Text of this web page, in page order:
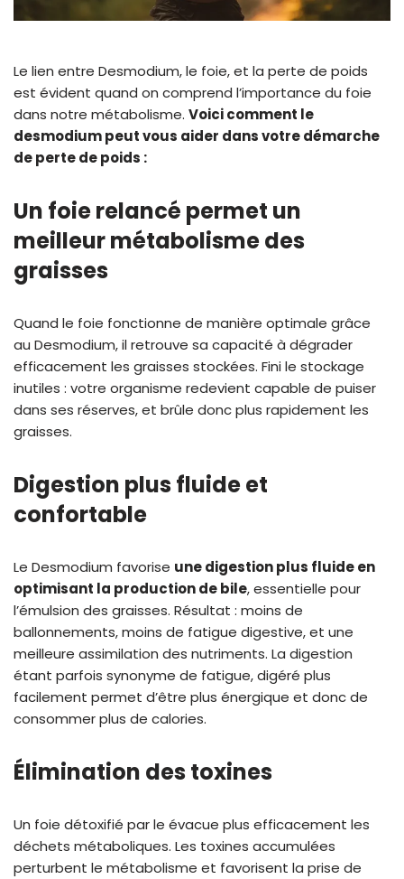
Le lien entre Desmodium, le foie, et la perte de poids
est évident quand on comprend l’importance du foie
dans notre métabolisme. Voici comment le
desmodium peut vous aider dans votre démarche
de perte de poids :
Un foie relancé permet un
meilleur métabolisme des
graisses
Quand le foie fonctionne de manière optimale grâce
au Desmodium, il retrouve sa capacité à dégrader
efficacement les graisses stockées. Fini le stockage
inutiles : votre organisme redevient capable de puiser
dans ses réserves, et brûle donc plus rapidement les
graisses.
Digestion plus fluide et
confortable
Le Desmodium favorise une digestion plus fluide en
optimisant la production de bile, essentielle pour
l’émulsion des graisses. Résultat : moins de
ballonnements, moins de fatigue digestive, et une
meilleure assimilation des nutriments. La digestion
étant parfois synonyme de fatigue, digéré plus
facilement permet d’être plus énergique et donc de
consommer plus de calories.
Élimination des toxines
Un foie détoxifié par le évacue plus efficacement les
déchets métaboliques. Les toxines accumulées
perturbent le métabolisme et favorisent la prise de